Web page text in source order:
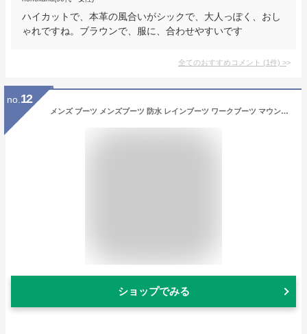
ハイカットで、本革の風合いがシックで、大人っぽく、おし
ゃれですね。ブラウンで、服に、合わせやすいです
全てのおすすめコメント (1件) >
no. 12
メンズ ブーツ メンズブーツ 防水 レインブーツ ワークブーツ マウンテンブーツ ショートブーツ 防寒 裏起毛 チェック柄 サイドジップ アンティーク カジュアル レインシューズ 靴 メンズシューズ/【あす楽対応】2022 秋冬 トレンド
ショップでみる